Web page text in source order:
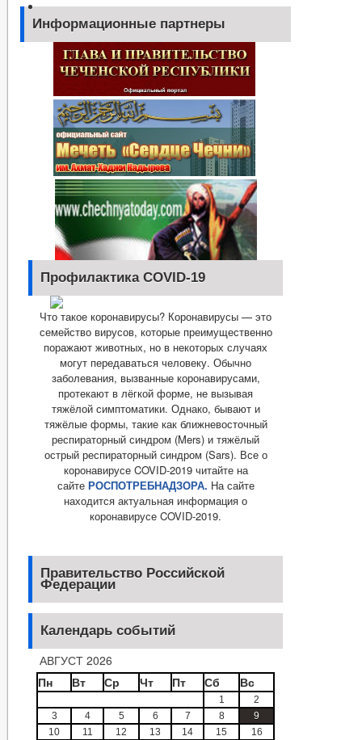
Информационные партнеры
Профилактика COVID-19
Что такое коронавирусы? Коронавирусы — это
семейство вирусов, которые преимущественно
поражают животных, но в некоторых случаях
могут передаваться человеку. Обычно
заболевания, вызванные коронавирусами,
протекают в лёгкой форме, не вызывая
тяжёлой симптоматики. Однако, бывают и
тяжёлые формы, такие как ближневосточный
респираторный синдром (Mers) и тяжёлый
острый респираторный синдром (Sars). Все о
коронавирусе COVID-2019 читайте на
сайте РОСПОТРЕБНАДЗОРА. На сайте
находится актуальная информация о
коронавирусе COVID-2019.
Правительство Российской
Федерации
Календарь событий
АВГУСТ 2026
Пн
Вт Ср Чт Пт Сб Вс
1
2
3
4 5 6 7 8
9
10
11 12 13 14 15
16